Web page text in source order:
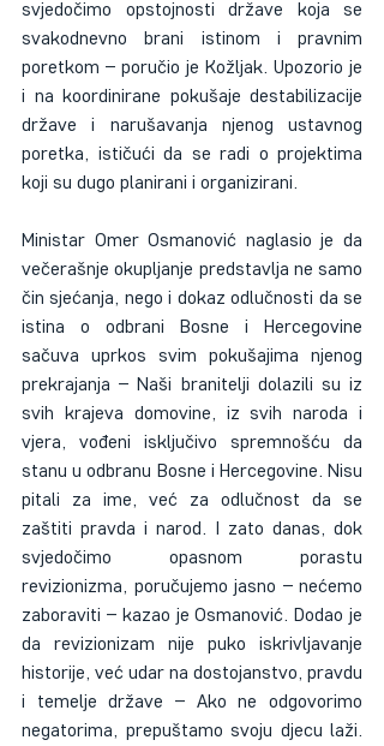
svjedočimo opstojnosti države koja se
svakodnevno brani istinom i pravnim
poretkom – poručio je Kožljak. Upozorio je
i na koordinirane pokušaje destabilizacije
države i narušavanja njenog ustavnog
poretka, ističući da se radi o projektima
koji su dugo planirani i organizirani.
Ministar Omer Osmanović naglasio je da
večerašnje okupljanje predstavlja ne samo
čin sjećanja, nego i dokaz odlučnosti da se
istina o odbrani Bosne i Hercegovine
sačuva uprkos svim pokušajima njenog
prekrajanja – Naši branitelji dolazili su iz
svih krajeva domovine, iz svih naroda i
vjera, vođeni isključivo spremnošću da
stanu u odbranu Bosne i Hercegovine. Nisu
pitali za ime, već za odlučnost da se
zaštiti pravda i narod. I zato danas, dok
svjedočimo opasnom porastu
revizionizma, poručujemo jasno – nećemo
zaboraviti – kazao je Osmanović. Dodao je
da revizionizam nije puko iskrivljavanje
historije, već udar na dostojanstvo, pravdu
i temelje države – Ako ne odgovorimo
negatorima, prepuštamo svoju djecu laži.